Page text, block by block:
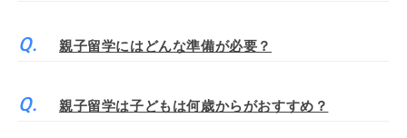
親子留学にはどんな準備が必要？
親子留学は子どもは何歳からがおすすめ？